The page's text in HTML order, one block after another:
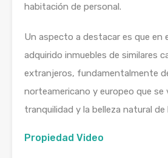
habitación de personal.
Un aspecto a destacar es que en
adquirido inmuebles de similares
extranjeros, fundamentalmente
norteamericano y europeo que se
tranquilidad y la belleza natural de
Propiedad Video